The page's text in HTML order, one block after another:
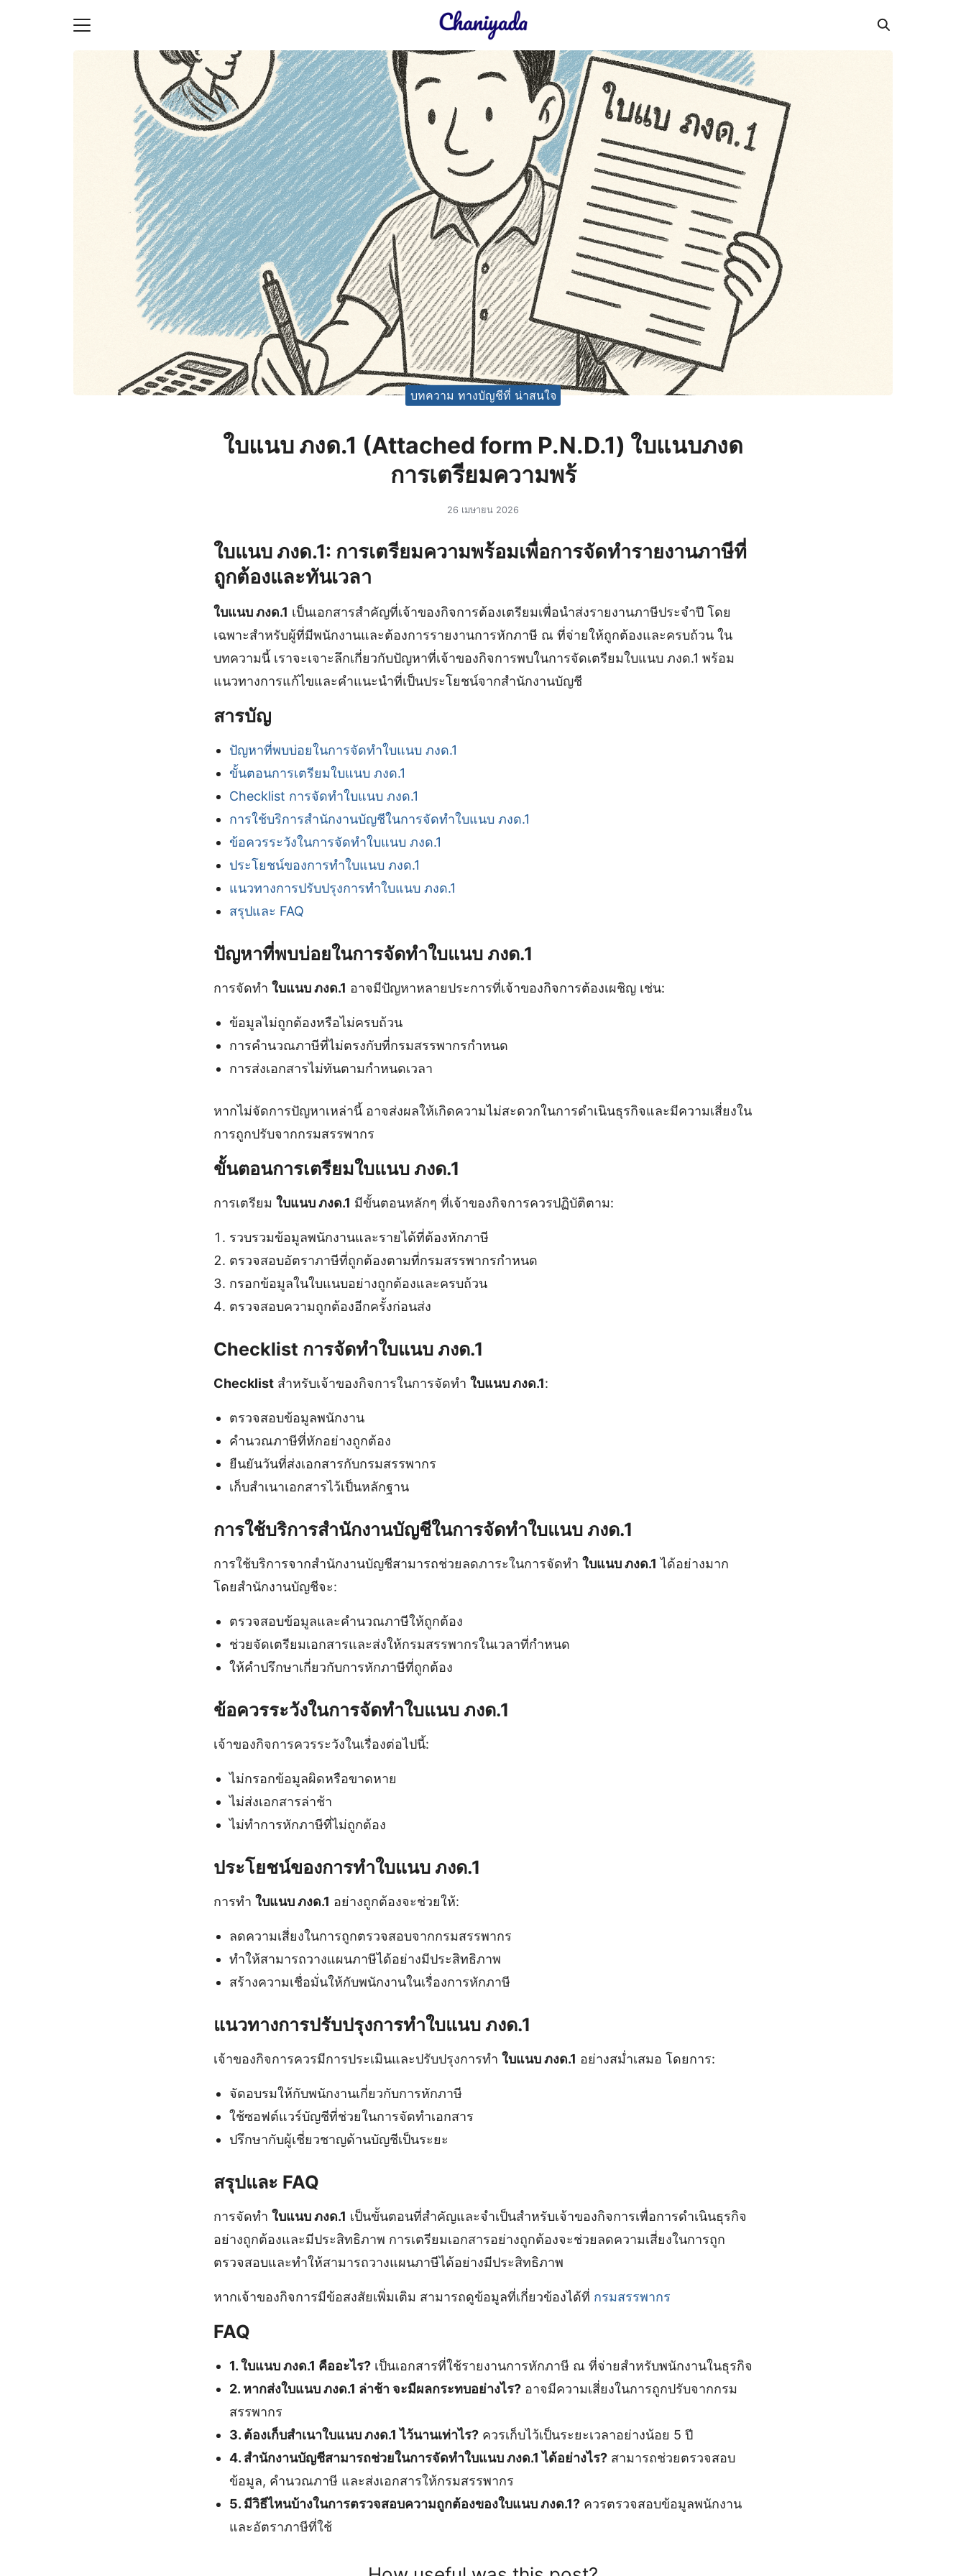
ญชี (Accounting service)
Search
for:
บทความ ทางบัญชีที่ น่าสนใจ
ใบแนบ ภงด.1 (Attached form P.N.D.1) ใบแนบภงด
การเตรียมความพร้
26 เมษายน 2026
ใบแนบ ภงด.1: การเตรียมความพร้อมเพื่อการจัดทำรายงานภาษีที่
ถูกต้องและทันเวลา
ใบแนบ ภงด.1 เป็นเอกสารสำคัญที่เจ้าของกิจการต้องเตรียมเพื่อนำส่งรายงานภาษีประจำปี โดย
เฉพาะสำหรับผู้ที่มีพนักงานและต้องการรายงานการหักภาษี ณ ที่จ่ายให้ถูกต้องและครบถ้วน ใน
บทความนี้ เราจะเจาะลึกเกี่ยวกับปัญหาที่เจ้าของกิจการพบในการจัดเตรียมใบแนบ ภงด.1 พร้อม
แนวทางการแก้ไขและคำแนะนำที่เป็นประโยชน์จากสำนักงานบัญชี
สารบัญ
ปัญหาที่พบบ่อยในการจัดทำใบแนบ ภงด.1
ขั้นตอนการเตรียมใบแนบ ภงด.1
Checklist การจัดทำใบแนบ ภงด.1
การใช้บริการสำนักงานบัญชีในการจัดทำใบแนบ ภงด.1
ข้อควรระวังในการจัดทำใบแนบ ภงด.1
ประโยชน์ของการทำใบแนบ ภงด.1
แนวทางการปรับปรุงการทำใบแนบ ภงด.1
สรุปและ FAQ
ปัญหาที่พบบ่อยในการจัดทำใบแนบ ภงด.1
การจัดทำ ใบแนบ ภงด.1 อาจมีปัญหาหลายประการที่เจ้าของกิจการต้องเผชิญ เช่น:
ข้อมูลไม่ถูกต้องหรือไม่ครบถ้วน
การคำนวณภาษีที่ไม่ตรงกับที่กรมสรรพากรกำหนด
การส่งเอกสารไม่ทันตามกำหนดเวลา
หากไม่จัดการปัญหาเหล่านี้ อาจส่งผลให้เกิดความไม่สะดวกในการดำเนินธุรกิจและมีความเสี่ยงใน
การถูกปรับจากกรมสรรพากร
ขั้นตอนการเตรียมใบแนบ ภงด.1
การเตรียม ใบแนบ ภงด.1 มีขั้นตอนหลักๆ ที่เจ้าของกิจการควรปฏิบัติตาม:
รวบรวมข้อมูลพนักงานและรายได้ที่ต้องหักภาษี
ตรวจสอบอัตราภาษีที่ถูกต้องตามที่กรมสรรพากรกำหนด
กรอกข้อมูลในใบแนบอย่างถูกต้องและครบถ้วน
ตรวจสอบความถูกต้องอีกครั้งก่อนส่ง
Checklist การจัดทำใบแนบ ภงด.1
Checklist สำหรับเจ้าของกิจการในการจัดทำ ใบแนบ ภงด.1:
ตรวจสอบข้อมูลพนักงาน
คำนวณภาษีที่หักอย่างถูกต้อง
ยืนยันวันที่ส่งเอกสารกับกรมสรรพากร
เก็บสำเนาเอกสารไว้เป็นหลักฐาน
การใช้บริการสำนักงานบัญชีในการจัดทำใบแนบ ภงด.1
การใช้บริการจากสำนักงานบัญชีสามารถช่วยลดภาระในการจัดทำ ใบแนบ ภงด.1 ได้อย่างมาก
โดยสำนักงานบัญชีจะ:
ตรวจสอบข้อมูลและคำนวณภาษีให้ถูกต้อง
ช่วยจัดเตรียมเอกสารและส่งให้กรมสรรพากรในเวลาที่กำหนด
ให้คำปรึกษาเกี่ยวกับการหักภาษีที่ถูกต้อง
ข้อควรระวังในการจัดทำใบแนบ ภงด.1
เจ้าของกิจการควรระวังในเรื่องต่อไปนี้:
ไม่กรอกข้อมูลผิดหรือขาดหาย
ไม่ส่งเอกสารล่าช้า
ไม่ทำการหักภาษีที่ไม่ถูกต้อง
ประโยชน์ของการทำใบแนบ ภงด.1
การทำ ใบแนบ ภงด.1 อย่างถูกต้องจะช่วยให้:
ลดความเสี่ยงในการถูกตรวจสอบจากกรมสรรพากร
ทำให้สามารถวางแผนภาษีได้อย่างมีประสิทธิภาพ
สร้างความเชื่อมั่นให้กับพนักงานในเรื่องการหักภาษี
แนวทางการปรับปรุงการทำใบแนบ ภงด.1
เจ้าของกิจการควรมีการประเมินและปรับปรุงการทำ ใบแนบ ภงด.1 อย่างสม่ำเสมอ โดยการ:
จัดอบรมให้กับพนักงานเกี่ยวกับการหักภาษี
ใช้ซอฟต์แวร์บัญชีที่ช่วยในการจัดทำเอกสาร
ปรึกษากับผู้เชี่ยวชาญด้านบัญชีเป็นระยะ
สรุปและ FAQ
การจัดทำ ใบแนบ ภงด.1 เป็นขั้นตอนที่สำคัญและจำเป็นสำหรับเจ้าของกิจการเพื่อการดำเนินธุรกิจ
อย่างถูกต้องและมีประสิทธิภาพ การเตรียมเอกสารอย่างถูกต้องจะช่วยลดความเสี่ยงในการถูก
ตรวจสอบและทำให้สามารถวางแผนภาษีได้อย่างมีประสิทธิภาพ
หากเจ้าของกิจการมีข้อสงสัยเพิ่มเติม สามารถดูข้อมูลที่เกี่ยวข้องได้ที่ กรมสรรพากร
FAQ
1. ใบแนบ ภงด.1 คืออะไร?เป็นเอกสารที่ใช้รายงานการหักภาษี ณ ที่จ่ายสำหรับพนักงานในธุรกิจ
2. หากส่งใบแนบ ภงด.1 ล่าช้า จะมีผลกระทบอย่างไร?อาจมีความเสี่ยงในการถูกปรับจากกรม
สรรพากร
3. ต้องเก็บสำเนาใบแนบ ภงด.1 ไว้นานเท่าไร?ควรเก็บไว้เป็นระยะเวลาอย่างน้อย 5 ปี
4. สำนักงานบัญชีสามารถช่วยในการจัดทำใบแนบ ภงด.1 ได้อย่างไร?สามารถช่วยตรวจสอบ
ข้อมูล, คำนวณภาษี และส่งเอกสารให้กรมสรรพากร
5. มีวิธีไหนบ้างในการตรวจสอบความถูกต้องของใบแนบ ภงด.1?ควรตรวจสอบข้อมูลพนักงาน
และอัตราภาษีที่ใช้